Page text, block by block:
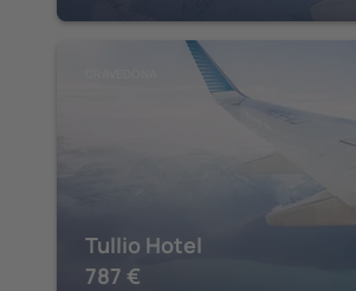
Tullio Hotel
787 €